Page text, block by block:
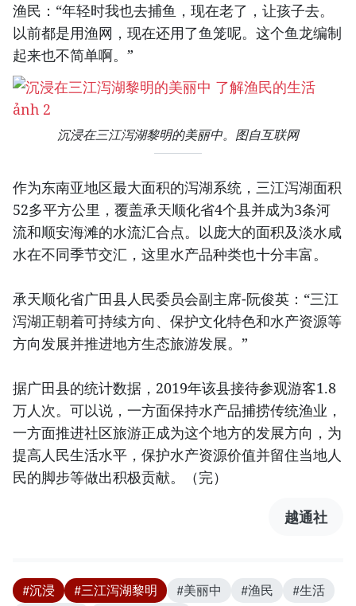
渔民：“年轻时我也去捕鱼，现在老了，让孩子去。
以前都是用渔网，现在还用了鱼笼呢。这个鱼龙编制
起来也不简单啊。”
沉浸在三江泻湖黎明的美丽中。图自互联网
作为东南亚地区最大面积的泻湖系统，三江泻湖面积
52多平方公里，覆盖承天顺化省4个县并成为3条河
流和顺安海滩的水流汇合点。以庞大的面积及淡水咸
水在不同季节交汇，这里水产品种类也十分丰富。
承天顺化省广田县人民委员会副主席-阮俊英：“三江
泻湖正朝着可持续方向、保护文化特色和水产资源等
方向发展并推进地方生态旅游发展。”
据广田县的统计数据，2019年该县接待参观游客1.8
万人次。可以说，一方面保持水产品捕捞传统渔业，
一方面推进社区旅游正成为这个地方的发展方向，为
提高人民生活水平，保护水产资源价值并留住当地人
民的脚步等做出积极贡献。（完）
越通社
#沉浸 #三江泻湖黎明 #美丽中 #渔民
#生活